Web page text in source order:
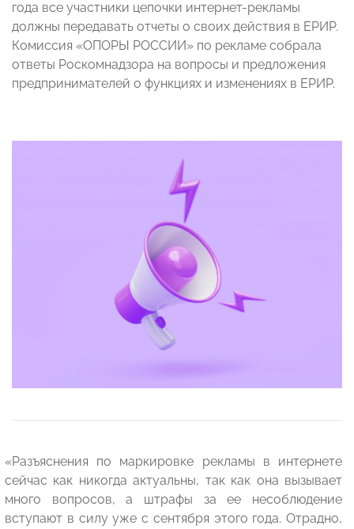
года все участники цепочки интернет-рекламы
должны передавать отчеты о своих действия в ЕРИР.
Комиссия «ОПОРЫ РОССИИ» по рекламе собрала
ответы Роскомнадзора на вопросы и предложения
предпринимателей о функциях и изменениях в ЕРИР.
«Разъяснения по маркировке рекламы в интернете
сейчас как никогда актуальны, так как она вызывает
много вопросов, а штрафы за ее несоблюдение
вступают в силу уже с сентября этого года. Отрадно,